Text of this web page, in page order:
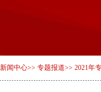
新闻中心>> 专题报道>> 2021年